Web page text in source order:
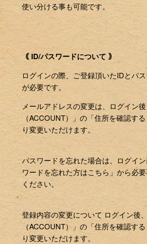
使い分ける事も可能です。
｟ ID/パスワードについて ｠
ログインの際、ご登録頂いたIDとパ
が必要です。
メールアドレスの変更は、ログイン
（ACCOUNT）」の「住所を確認す
り変更いただけます。
パスワードを忘れた場合は、ログイ
ワードを忘れた方はこちら」から必
ください。
登録内容の変更について ログイン後
（ACCOUNT）」の「住所を確認す
り変更いただけます。